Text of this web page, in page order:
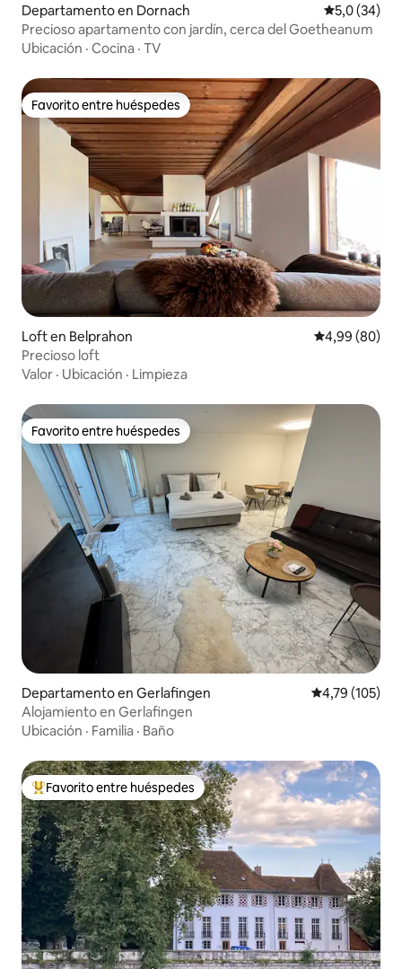
Departamento en Dornach Calificación
5,0 (34)
Precioso apartamento con jardín, cerca del Goetheanum
Ubicación · Cocina · TV
Favorito entre huéspedes
Favorito entre huéspedes
Loft en Belprahon Calificación
4,99 (80)
Precioso loft
Valor · Ubicación · Limpieza
Favorito entre huéspedes
Favorito entre huéspedes
Departamento en Gerlafingen Calificación
4,79 (105)
Alojamiento en Gerlafingen
Ubicación · Familia · Baño
Favorito entre los huéspedes más destacados
Favorito entre huéspedes